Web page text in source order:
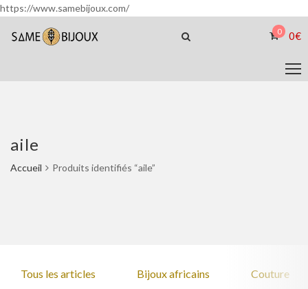
https://www.samebijoux.com/
0 0€
aile
Accueil Produits identifiés “aile”
Tous les articles Bijoux africains Couture